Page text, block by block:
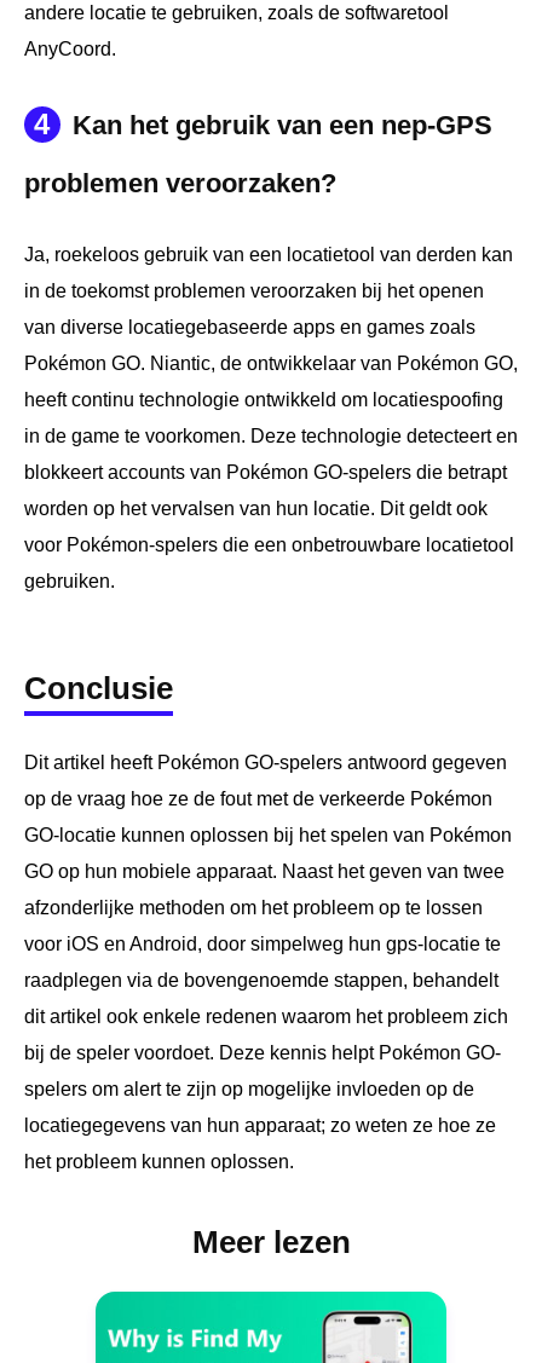
andere locatie te gebruiken, zoals de softwaretool
AnyCoord.
4
Kan het gebruik van een nep-GPS
problemen veroorzaken?
Ja, roekeloos gebruik van een locatietool van derden kan
in de toekomst problemen veroorzaken bij het openen
van diverse locatiegebaseerde apps en games zoals
Pokémon GO. Niantic, de ontwikkelaar van Pokémon GO,
heeft continu technologie ontwikkeld om locatiespoofing
in de game te voorkomen. Deze technologie detecteert en
blokkeert accounts van Pokémon GO-spelers die betrapt
worden op het vervalsen van hun locatie. Dit geldt ook
voor Pokémon-spelers die een onbetrouwbare locatietool
gebruiken.
Conclusie
Dit artikel heeft Pokémon GO-spelers antwoord gegeven
op de vraag hoe ze de fout met de verkeerde Pokémon
GO-locatie kunnen oplossen bij het spelen van Pokémon
GO op hun mobiele apparaat. Naast het geven van twee
afzonderlijke methoden om het probleem op te lossen
voor iOS en Android, door simpelweg hun gps-locatie te
raadplegen via de bovengenoemde stappen, behandelt
dit artikel ook enkele redenen waarom het probleem zich
bij de speler voordoet. Deze kennis helpt Pokémon GO-
spelers om alert te zijn op mogelijke invloeden op de
locatiegegevens van hun apparaat; zo weten ze hoe ze
het probleem kunnen oplossen.
Meer lezen